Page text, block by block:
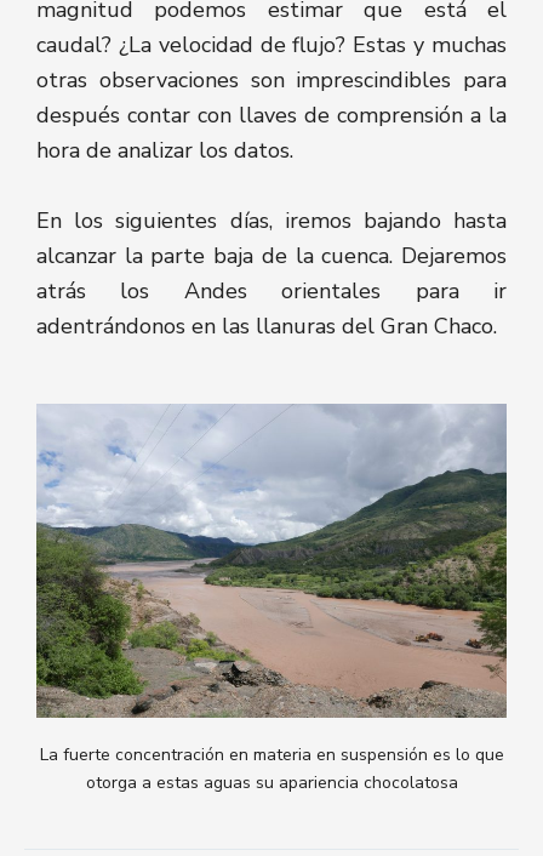
magnitud podemos estimar que está el
caudal? ¿La velocidad de flujo? Estas y muchas
otras observaciones son imprescindibles para
después contar con llaves de comprensión a la
hora de analizar los datos.
En los siguientes días, iremos bajando hasta
alcanzar la parte baja de la cuenca. Dejaremos
atrás los Andes orientales para ir
adentrándonos en las llanuras del Gran Chaco.
La fuerte concentración en materia en suspensión es lo que
otorga a estas aguas su apariencia chocolatosa